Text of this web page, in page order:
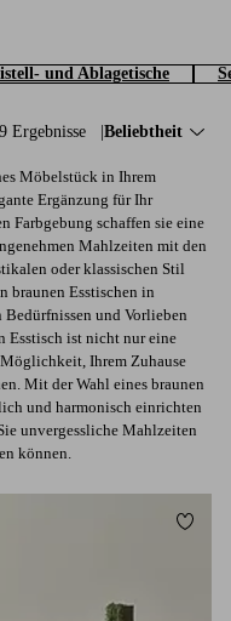
und Ablagetische
Ergebnisse Sortieren nach:
Beliebtheit
Möbelstück in Ihrem
Ergänzung für Ihr
Farbgebung schaffen sie eine
Mahlzeiten mit den
oder klassischen Stil
braunen Esstischen in
Bedürfnissen und Vorlieben
Esstisch ist nicht nur eine
Ihrem Zuhause
Mit der Wahl eines braunen
und harmonisch einrichten
unvergessliche Mahlzeiten
können.
hinzufügen Zu